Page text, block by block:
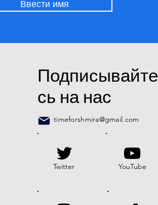
Ввести имя
Подписывайте
сь на нас
timeforshmira@gmail.com
Twitter YouTube